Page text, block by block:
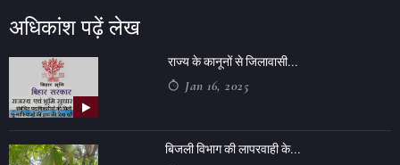
अधिकांश पढ़ें लेख
राज्य के कानूनों से जिलावासी...
Jan 16, 2025
बिजली विभाग की लापरवाही के...